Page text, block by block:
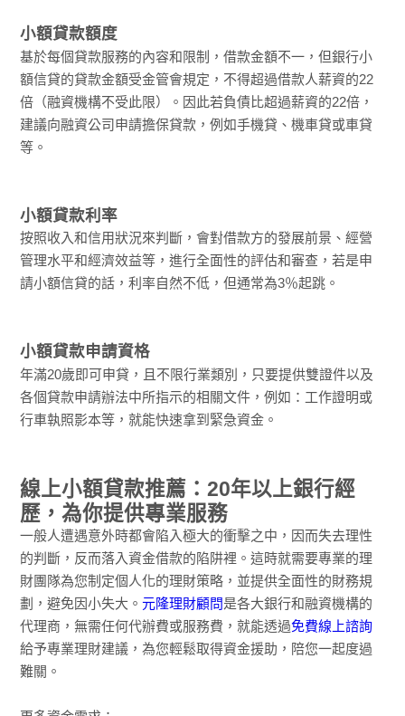
小額貸款額度
基於每個貸款服務的內容和限制，借款金額不一，但銀行小
額信貸的貸款金額受金管會規定，不得超過借款人薪資的22
倍（融資機構不受此限）。因此若負債比超過薪資的22倍，
建議向融資公司申請擔保貸款，例如手機貸、機車貸或車貸
等。
小額貸款利率
按照收入和信用狀況來判斷，會對借款方的發展前景、經營
管理水平和經濟效益等，進行全面性的評估和審查，若是申
請小額信貸的話，利率自然不低，但通常為3％起跳。
小額貸款申請資格
年滿20歲即可申貸，且不限行業類別，只要提供雙證件以及
各個貸款申請辦法中所指示的相關文件，例如：工作證明或
行車執照影本等，就能快速拿到緊急資金。
線上小額貸款推薦：20年以上銀行經
歷，為你提供專業服務
一般人遭遇意外時都會陷入極大的衝擊之中，因而失去理性
的判斷，反而落入資金借款的陷阱裡。這時就需要專業的理
財團隊為您制定個人化的理財策略，並提供全面性的財務規
劃，避免因小失大。元隆理財顧問是各大銀行和融資機構的
代理商，無需任何代辦費或服務費，就能透過免費線上諮詢
給予專業理財建議，為您輕鬆取得資金援助，陪您一起度過
難關。